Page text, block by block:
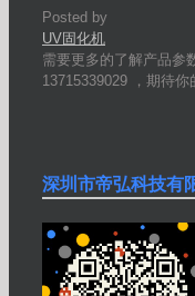
Posted by
UV固化机
需要更多的了解产品参
13715339029 ，期待你
深圳市帝弘科技有